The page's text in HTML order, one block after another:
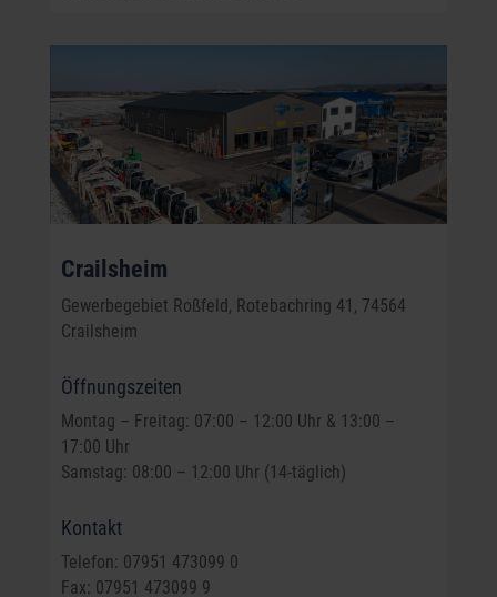
Crailsheim
Gewerbegebiet Roßfeld, Rotebachring 41, 74564
Crailsheim
Öffnungszeiten
Montag – Freitag: 07:00 – 12:00 Uhr & 13:00 –
17:00 Uhr
Samstag: 08:00 – 12:00 Uhr (14-täglich)
Kontakt
Telefon: 07951 473099 0
Fax: 07951 473099 9